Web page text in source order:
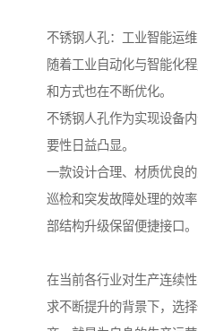
不锈钢人孔：工业智能运
随着工业自动化与智能化
和方式也在不断优化。
不锈钢人孔作为实现设备
要性日益凸显。
一款设计合理、材质优良
巡检和突发故障处理的效
部结构升级保留便捷接口。
在当前各行业对生产连续
求不断提升的背景下，选